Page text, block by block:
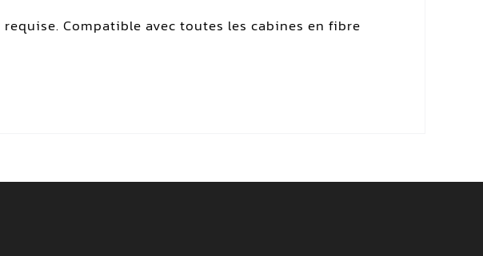
Compatible avec toutes les cabines en fibre